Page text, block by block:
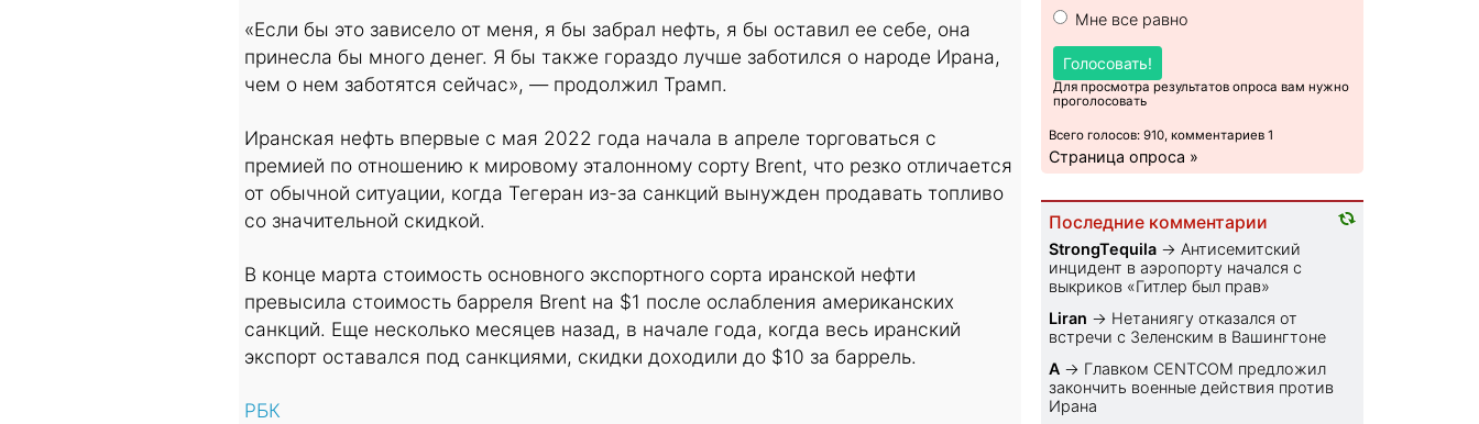
«Если бы это зависело от меня, я бы забрал нефть, я бы оставил ее себе, она
принесла бы много денег. Я бы также гораздо лучше заботился о народе Ирана,
чем о нем заботятся сейчас», — продолжил Трамп.
Иранская нефть впервые с мая 2022 года начала в апреле торговаться с
премией по отношению к мировому эталонному сорту Brent, что резко отличается
от обычной ситуации, когда Тегеран из-за санкций вынужден продавать топливо
со значительной скидкой.
В конце марта стоимость основного экспортного сорта иранской нефти
превысила стоимость барреля Brent на $1 после ослабления американских
санкций. Еще несколько месяцев назад, в начале года, когда весь иранский
экспорт оставался под санкциями, скидки доходили до $10 за баррель.
РБК
Мне все равно
Голосовать!
Для просмотра результатов опроса вам нужно
проголосовать
Всего голосов: 910, комментариев 1
Страница опроса »
Последние комментарии
StrongTequila → Антисемитский
инцидент в аэропорту начался с
выкриков «Гитлер был прав»
Liran → Нетаниягу отказался от
встречи с Зеленским в Вашингтоне
A → Главком CENTCOM предложил
закончить военные действия против
Ирана